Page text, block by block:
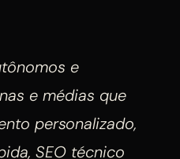
e
e médias que
personalizado,
SEO técnico